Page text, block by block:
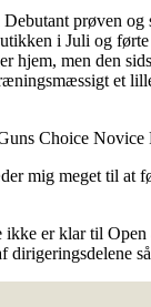
prøven
i Juli og
men den
et
Choice Novice
mig meget til
er klar til